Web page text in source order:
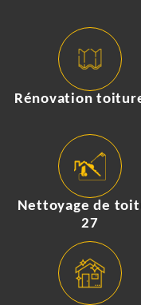
Rénovation
Nettoyage de
27